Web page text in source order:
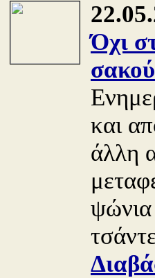
Όχι
και
άλλη
ψώνια